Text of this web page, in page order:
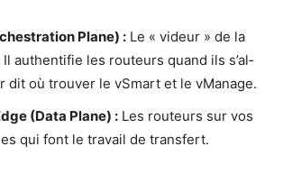
Plane) : Le « videur » de la
authen­ti­fie les rou­teurs quand ils s’al­
dit où trou­ver le vSmart et le vManage.
(Data Plane) : Les rou­teurs sur vos
qui font le tra­vail de transfert.